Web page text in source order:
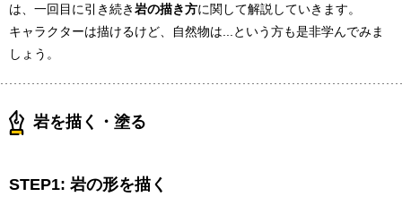
は、一回目に引き続き岩の描き方に関して解説していきます。
キャラクターは描けるけど、自然物は...という方も是非学んでみま
しょう。
岩を描く・塗る
STEP1: 岩の形を描く